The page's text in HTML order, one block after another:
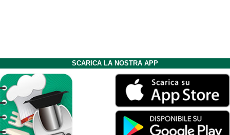
SCARICA LA NOSTRA APP